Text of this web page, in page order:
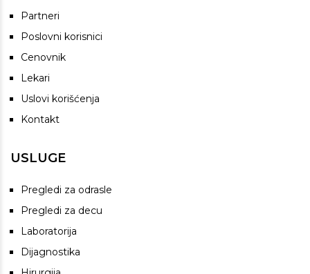
Partneri
Poslovni korisnici
Cenovnik
Lekari
Uslovi korišćenja
Kontakt
USLUGE
Pregledi za odrasle
Pregledi za decu
Laboratorija
Dijagnostika